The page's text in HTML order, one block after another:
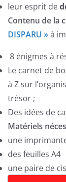
leur esprit de
Contenu de la
DISPARU »à
8 énigmes à
Le carnet de
à Z sur
trésor ;
Des idées de
Matériels
une
des feuilles A4
une paire de